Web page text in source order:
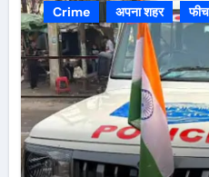
Crime अपना शहर